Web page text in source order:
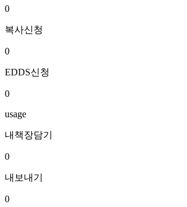
0
복사신청
0
EDDS신청
0
usage
내책장담기
0
내보내기
0